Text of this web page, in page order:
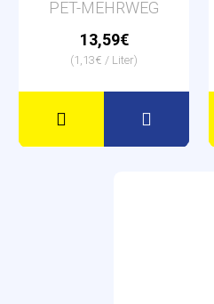
PET-MEHRWEG
13,59€
(1,13€ / Liter)